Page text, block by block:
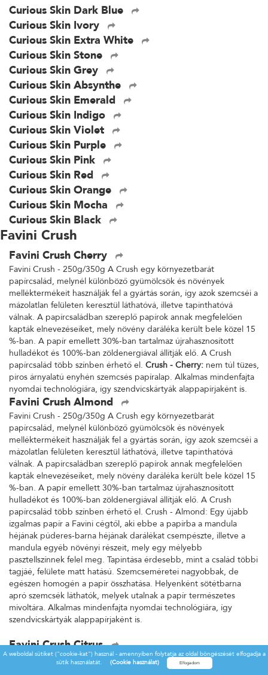
Curious Skin Dark Blue
Curious Skin Ivory
Curious Skin Extra White
Curious Skin Stone
Curious Skin Grey
Curious Skin Absynthe
Curious Skin Emerald
Curious Skin Indigo
Curious Skin Violet
Curious Skin Purple
Curious Skin Pink
Curious Skin Red
Curious Skin Orange
Curious Skin Mocha
Curious Skin Black
Favini Crush
Favini Crush Cherry
Favini Crush - 250g/350g A Crush egy környezetbarát
papírcsalád, melynél különböző gyümölcsök és növények
melléktermékeit használják fel a gyártás során, így azok szemcséi a
mázolatlan felületen keresztül láthatóvá, illetve tapinthatóvá
válnak. A papírcsaládban szereplő papírok annak megfelelően
kapták elnevezéseiket, mely növény daráléka került bele közel 15
%-ban. A papír emellett 30%-ban tartalmaz újrahasznosított
hulladékot és 100%-ban zöldenergiával állítják elő. A Crush
papírcsalád több színben érhető el. Crush - Cherry: nem túl tüzes,
piros árnyalatú enyhén szemcsés papíralap. Alkalmas mindenfajta
nyomdai technológiára, így szendvicskártyák alappapírjaként is.
Favini Crush Almond
Favini Crush - 250g/350g A Crush egy környezetbarát
papírcsalád, melynél különböző gyümölcsök és növények
melléktermékeit használják fel a gyártás során, így azok szemcséi a
mázolatlan felületen keresztül láthatóvá, illetve tapinthatóvá
válnak. A papírcsaládban szereplő papírok annak megfelelően
kapták elnevezéseiket, mely növény daráléka került bele közel 15
%-ban. A papír emellett 30%-ban tartalmaz újrahasznosított
hulladékot és 100%-ban zöldenergiával állítják elő. A Crush
papírcsalád több színben érhető el. Crush - Almond: Egy újabb
izgalmas papír a Favini cégtől, aki ebbe a papírba a mandula
héjának púderes-barna héjának darálékat csempészte, illetve a
mandula egyéb növényi részeit, mely egy mélyebb
pasztellszínnek felel meg. Tapintása érdesebb, mint a család többi
tagjáé, felülete matt hatású. Szemcseméretei nagyobbak, de
egészen homogén a papír összhatása. Helyenként sötétbarna
apró szemcsék láthatók, melyek utalnak a papír természetes
mivoltára. Alkalmas mindenfajta nyomdai technológiára, így
szendvicskártyák alappapírjaként is.
Favini Crush Citrus
Favini Crush - 250g/350g A Crush egy környezetbarát
papírcsalád, melynél különböző gyümölcsök és növények
A weboldal sütiket ("cookie-kat") használ - amennyiben folytatja az oldal böngészését elfogadja a
sütik használatát.
(Cookie használat)